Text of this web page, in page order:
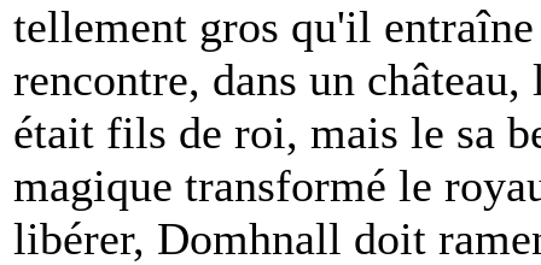
tellement gros qu'il
rencontre, dans un
était fils de roi, mais le sa
magique transformé le
libérer, Domhnall doit